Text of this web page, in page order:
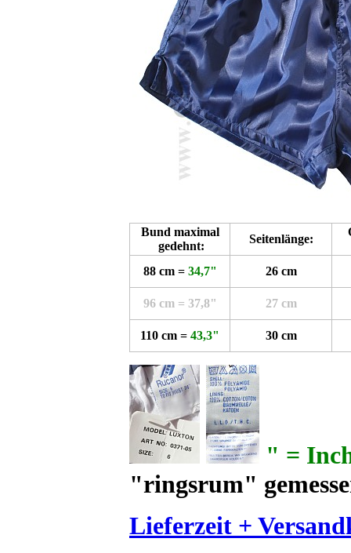
Bund maximal
gedehnt:
Seitenlänge:
88 cm = 34,7" 26 cm
96 cm = 37,8" 27 cm
110 cm = 43,3" 30 cm
" =
"ringsrum"
Lieferzeit +